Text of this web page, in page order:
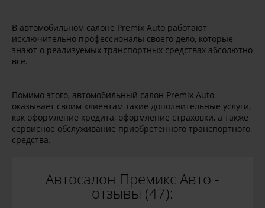
В автомобильном салоне Premix Auto работают
исключительно профессионалы своего дело, которые
знают о реализуемых транспортных средствах абсолютно
все.
Помимо этого, автомобильный салон Premix Auto
оказывает своим клиентам такие дополнительные услуги,
как оформление кредита, оформление страховки, а также
сервисное обслуживание приобретенного транспортного
средства.
Автосалон Премикс Авто -
отзывы (47):